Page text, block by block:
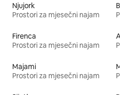
Njujork
Prostori za mjesečni najam
Firenca
Prostori za mjesečni najam
Majami
Prostori za mjesečni najam